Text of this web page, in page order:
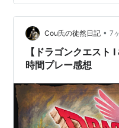
Cou氏の徒然日記 • 7
【ドラゴンクエスト I & II HD-2D】DQ IIプ
時間プレー感想